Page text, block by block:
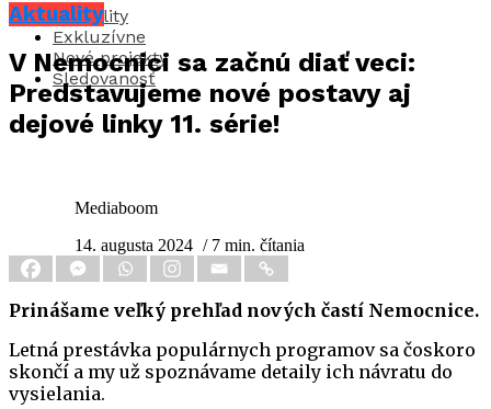
Aktuality
Exkluzívne
Nové projekty
Sledovanosť
Aktuality
V Nemocnici sa začnú diať veci:
Predstavujeme nové postavy aj
dejové linky 11. série!
Mediaboom
14. augusta 2024 / 7 min. čítania
Prinášame veľký prehľad nových častí Nemocnice.
Letná prestávka populárnych programov sa čoskoro
skončí a my už spoznávame detaily ich návratu do
vysielania.